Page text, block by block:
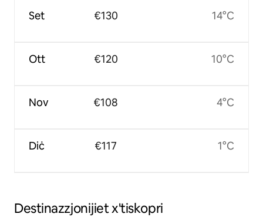
Set
Ott
Nov
Diċ
€130
€120
€108
€117
14°C
10°C
4°C
1°C
Destinazzjonijiet x'tiskopri